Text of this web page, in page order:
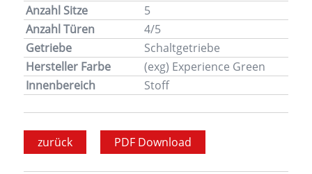
Anzahl Sitze
5
Anzahl Türen
4/5
Getriebe
Schaltgetriebe
Hersteller Farbe
(exg) Experience Green
Innenbereich
Stoff
zurück PDF Download